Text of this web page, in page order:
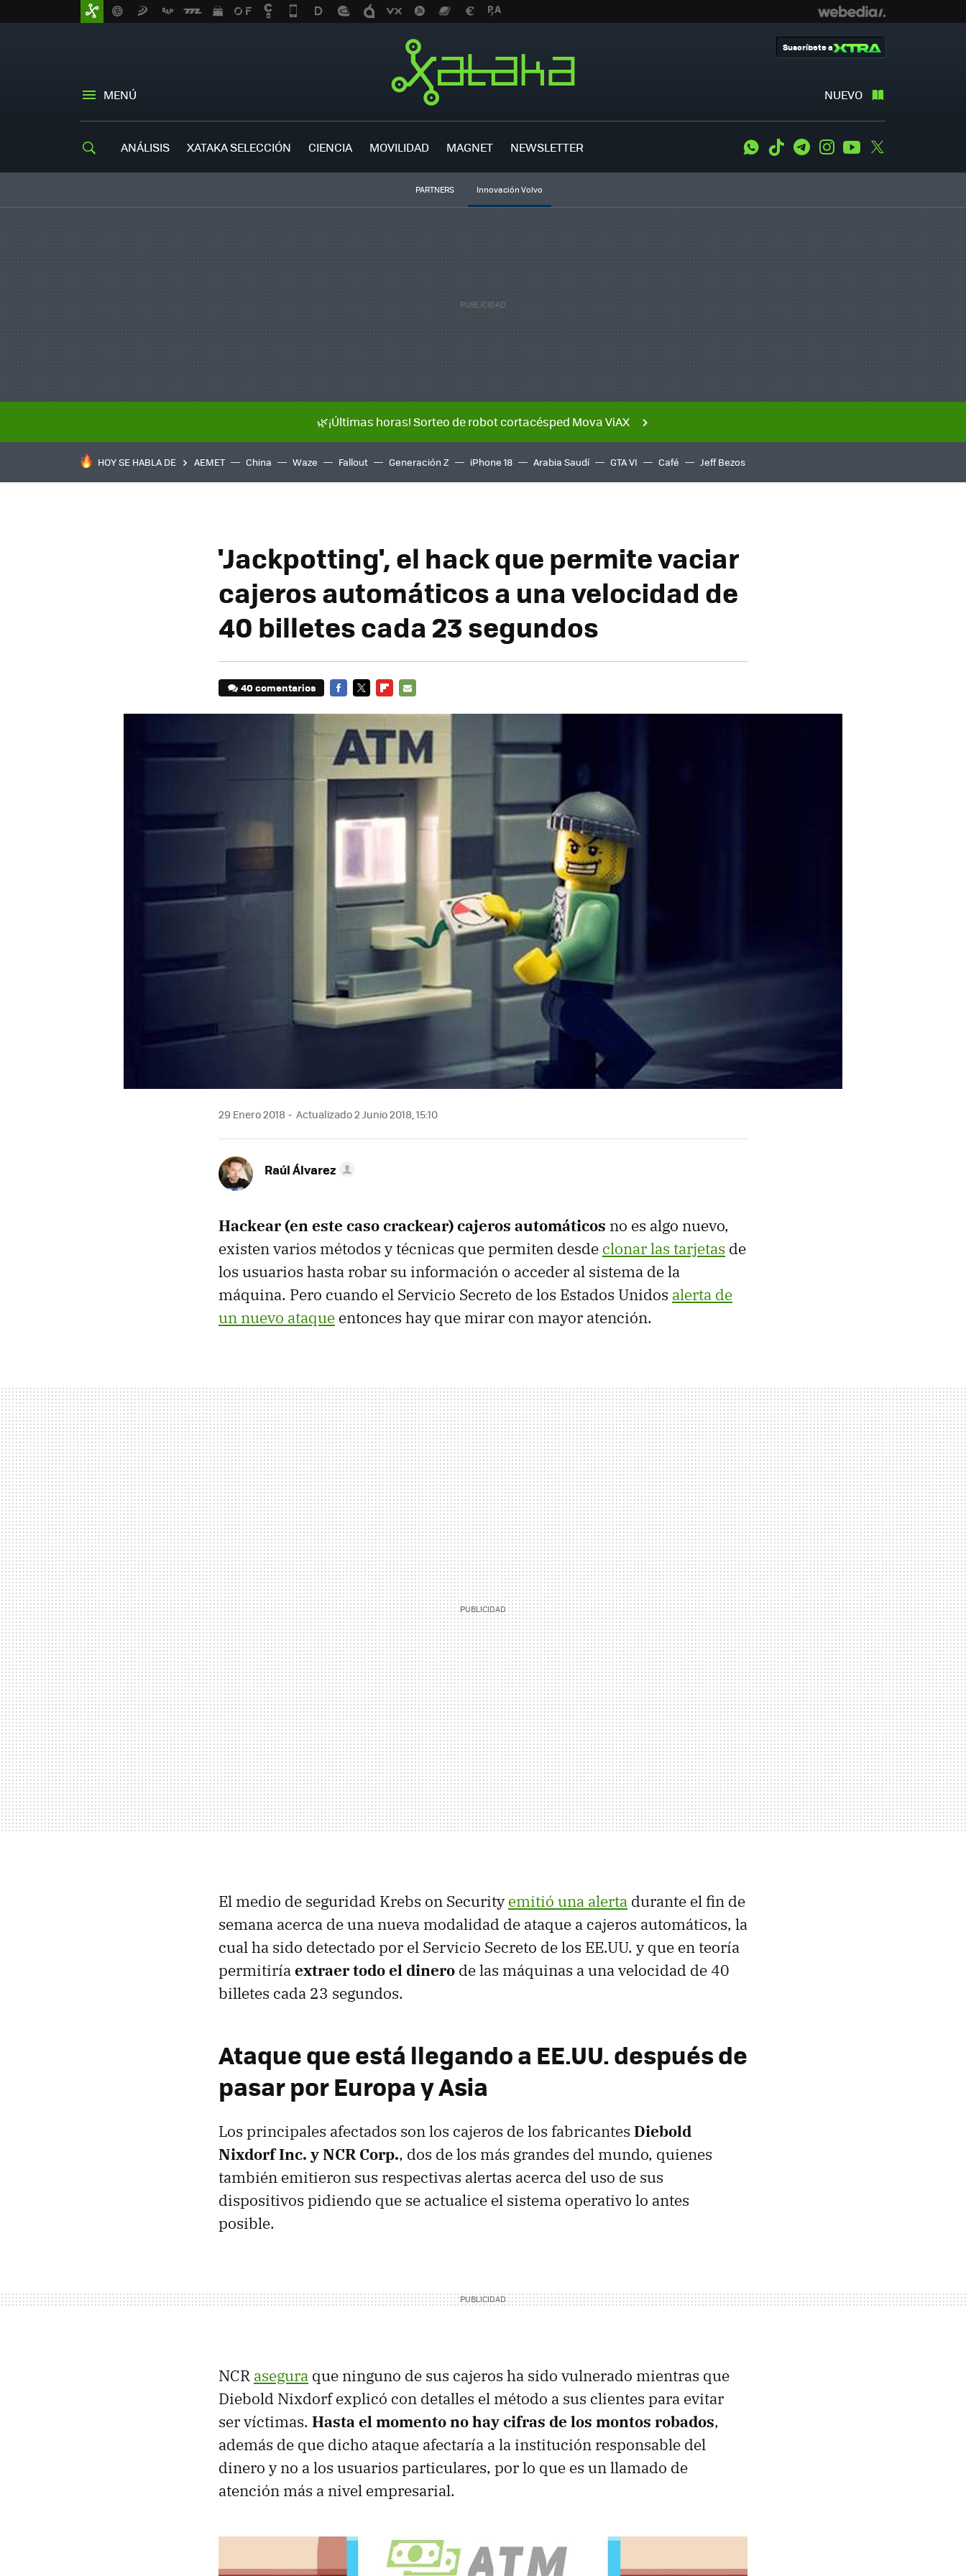
MENÚ NUEVO
Suscríbete a
ANÁLISIS XATAKA SELECCIÓN CIENCIA MOVILIDAD MAGNET NEWSLETTER WhatsApp
Tiktok TelegramInstagramYoutube
PARTNERS Innovación Volvo
🌿¡Últimas horas! Sorteo de robot cortacésped Mova ViAX
HOY SE HABLA DE AEMET China Waze Fallout Generación Z iPhone 18 Arabia Saudí GTA VI Café Jeff Bezos
'Jackpotting', el hack que permite vaciar
cajeros automáticos a una velocidad de
40 billetes cada 23 segundos
40 comentarios
29 Enero 2018 Actualizado 2 Junio 2018, 15:10
Raúl Álvarez
Hackear (en este caso crackear) cajeros automáticos no es algo nuevo,
existen varios métodos y técnicas que permiten desde clonar las tarjetas de
los usuarios hasta robar su información o acceder al sistema de la
máquina. Pero cuando el Servicio Secreto de los Estados Unidos alerta de
un nuevo ataque entonces hay que mirar con mayor atención.
El medio de seguridad Krebs on Securityemitió una alerta durante el fin de
semana acerca de una nueva modalidad de ataque a cajeros automáticos, la
cual ha sido detectado por el Servicio Secreto de los EE.UU. y que en teoría
permitiríaextraer todo el dinero de las máquinas a una velocidad de 40
billetes cada 23 segundos.
Ataque que está llegando a EE.UU. después de
pasar por Europa y Asia
Los principales afectados son los cajeros de los fabricantes Diebold
Nixdorf Inc. y NCR Corp., dos de los más grandes del mundo, quienes
también emitieron sus respectivas alertas acerca del uso de sus
dispositivos pidiendo que se actualice el sistema operativo lo antes
posible.
NCR asegura que ninguno de sus cajeros ha sido vulnerado mientras que
Diebold Nixdorf explicó con detalles el método a sus clientes para evitar
ser víctimas. Hasta el momento no hay cifras de los montos robados,
además de que dicho ataque afectaría a la institución responsable del
dinero y no a los usuarios particulares, por lo que es un llamado de
atención más a nivel empresarial.